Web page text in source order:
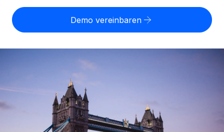
Auslagern von komplexen HR-Aufgaben
INFRASTRUKTUR
Remote Embedded
Nahtlose Integration der HR in bestehende Abläufe
Vergleiche mit unseren Mitbewerbern
Unternehmen
Mittelstand
Maßgeschneiderte HR-Lösungen, um Teams zu
vergrößern
Länderspezifische Berechnung der
Gesamtbeschäftigungskosten
LERNEN MIT REMOTE
Forschung und Leitfäden
English
Nederlands Anmelden
Demo vereinbaren